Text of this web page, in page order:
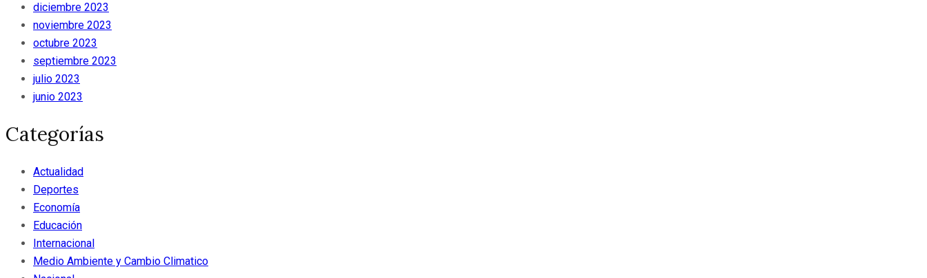
diciembre 2023
noviembre 2023
octubre 2023
septiembre 2023
julio 2023
junio 2023
Categorías
Actualidad
Deportes
Economía
Educación
Internacional
Medio Ambiente y Cambio Climatico